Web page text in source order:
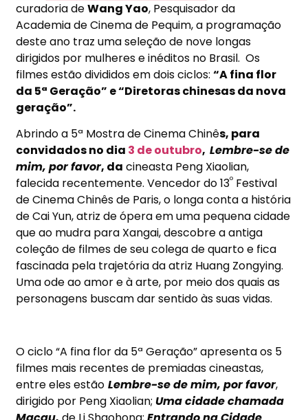
curadoria deWang Yao, Pesquisador da
Academia de Cinema de Pequim, a programação
deste ano traz uma seleção de nove longas
dirigidos por mulheres e inéditos no Brasil. Os
filmes estão divididos em dois ciclos:“A fina flor
da 5ª Geração” e “Diretoras chinesas da nova
geração”.
Abrindo a 5ª Mostra de Cinema Chinês, para
convidados no dia 3 de outubro,Lembre-se de
mim, por favor, da cineasta Peng Xiaolian,
falecida recentemente. Vencedor do 13º Festival
de Cinema Chinês de Paris, o longa conta a história
de Cai Yun, atriz de ópera em uma pequena cidade
que ao mudra para Xangai, descobre a antiga
coleção de filmes de seu colega de quarto e fica
fascinada pela trajetória da atriz Huang Zongying.
Uma ode ao amor e à arte, por meio dos quais as
personagens buscam dar sentido às suas vidas.
O ciclo “A fina flor da 5ª Geração” apresenta os 5
filmes mais recentes de premiadas cineastas,
entre eles estão Lembre-se de mim, por favor,
dirigido por Peng Xiaolian;Uma cidade chamada